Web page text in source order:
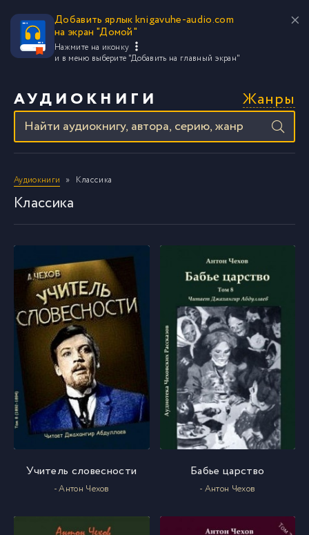
Добавить ярлык knigavuhe-audio.com
на экран "Домой"
Нажмите на иконку
и в меню выберите "Добавить на главный экран"
АУДИОКНИГИ Жанры
Аудиокниги Классика
Классика
Учитель словесности
- Антон Чехов
Бабье царство
- Антон Чехов